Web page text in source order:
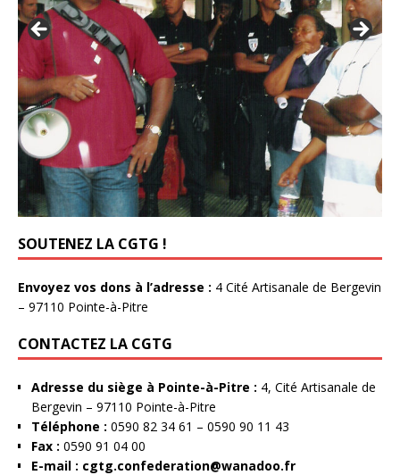
SOUTENEZ LA CGTG !
Envoyez vos dons à l’adresse : 4 Cité Artisanale de Bergevin
– 97110 Pointe-à-Pitre
CONTACTEZ LA CGTG
Adresse du siège à Pointe-à-Pitre : 4, Cité Artisanale de
Bergevin – 97110 Pointe-à-Pitre
Téléphone : 0590 82 34 61 – 0590 90 11 43
Fax : 0590 91 04 00
E-mail : cgtg.confederation@wanadoo.fr